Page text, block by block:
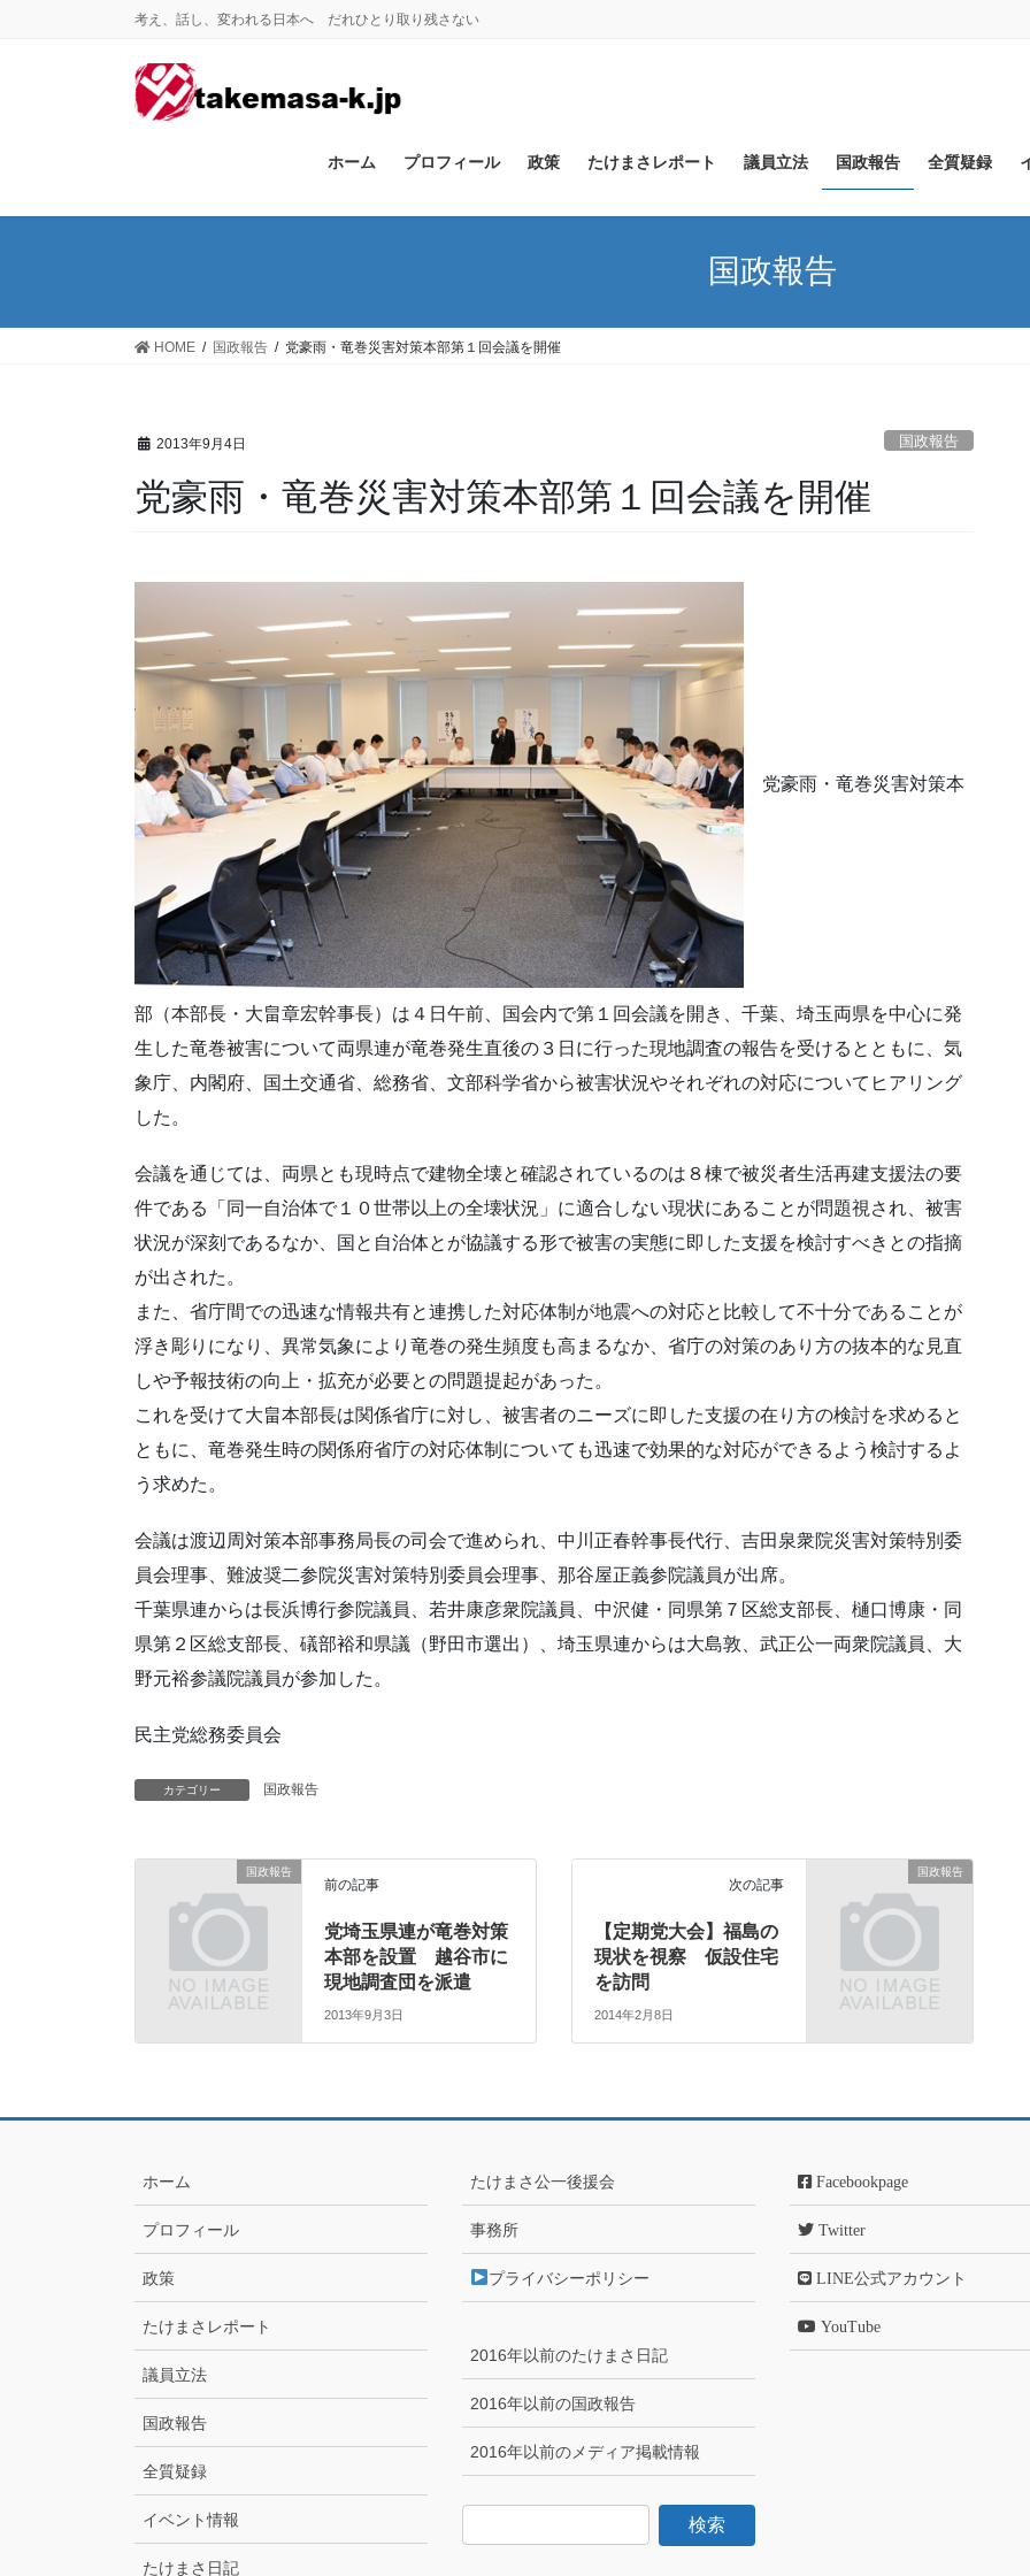
考え、話し、変われる日本へ だれひとり取り残さない
ホーム プロフィール 政策 たけまさレポート 議員立法 国政報告 全質疑録
国政報告
HOME 国政報告 党豪雨・竜巻災害対策本部第１回会議を開催
2013年9月4日 国政報告
党豪雨・竜巻災害対策本部第１回会議を開催
党豪雨・竜巻災害対策本
部（本部長・大畠章宏幹事長）は４日午前、国会内で第１回会議を開き、千葉、埼玉両県を中心に発
生した竜巻被害について両県連が竜巻発生直後の３日に行った現地調査の報告を受けるとともに、気
象庁、内閣府、国土交通省、総務省、文部科学省から被害状況やそれぞれの対応についてヒアリング
した。
会議を通じては、両県とも現時点で建物全壊と確認されているのは８棟で被災者生活再建支援法の要
件である「同一自治体で１０世帯以上の全壊状況」に適合しない現状にあることが問題視され、被害
状況が深刻であるなか、国と自治体とが協議する形で被害の実態に即した支援を検討すべきとの指摘
が出された。
また、省庁間での迅速な情報共有と連携した対応体制が地震への対応と比較して不十分であることが
浮き彫りになり、異常気象により竜巻の発生頻度も高まるなか、省庁の対策のあり方の抜本的な見直
しや予報技術の向上・拡充が必要との問題提起があった。
これを受けて大畠本部長は関係省庁に対し、被害者のニーズに即した支援の在り方の検討を求めると
ともに、竜巻発生時の関係府省庁の対応体制についても迅速で効果的な対応ができるよう検討するよ
う求めた。
会議は渡辺周対策本部事務局長の司会で進められ、中川正春幹事長代行、吉田泉衆院災害対策特別委
員会理事、難波奨二参院災害対策特別委員会理事、那谷屋正義参院議員が出席。
千葉県連からは長浜博行参院議員、若井康彦衆院議員、中沢健・同県第７区総支部長、樋口博康・同
県第２区総支部長、礒部裕和県議（野田市選出）、埼玉県連からは大島敦、武正公一両衆院議員、大
野元裕参議院議員が参加した。
民主党総務委員会
カテゴリー 国政報告
国政報告
前の記事
党埼玉県連が竜巻対策
本部を設置 越谷市に
現地調査団を派遣
2013年9月3日
国政報告
次の記事
【定期党大会】福島の
現状を視察 仮設住宅
を訪問
2014年2月8日
ホーム
プロフィール
政策
たけまさレポート
議員立法
国政報告
全質疑録
イベント情報
たけまさ日記
たけまさ公一後援会
事務所
プライバシーポリシー
2016年以前のたけまさ日記
2016年以前の国政報告
2016年以前のメディア掲載情報
Facebookpage
Twitter
LINE公式アカウント
YouTube